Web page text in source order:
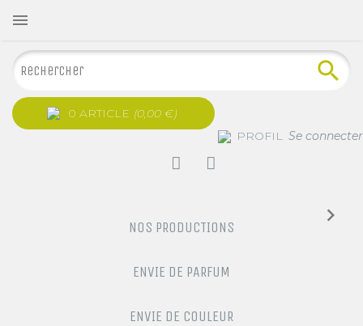
PROFIL Se connecter
0 ARTICLE (0,00 €)

NOS PRODUCTIONS
ENVIE DE PARFUM
ENVIE DE COULEUR